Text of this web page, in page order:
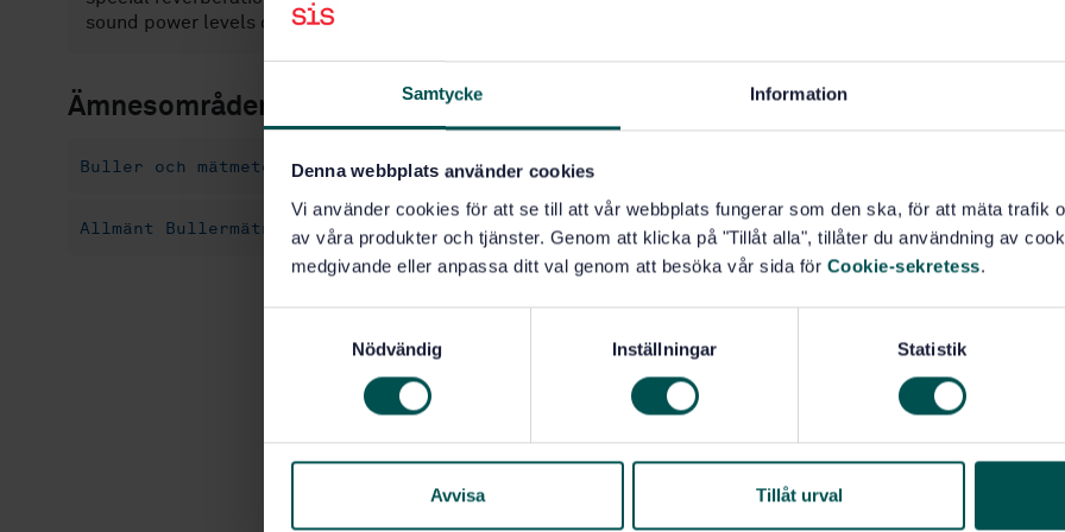
Samtycke Information
Denna webbplats använder cookies
Vi använder cookies för att se till att vår webbplats fungerar som den ska, för att mäta trafik
av våra produkter och tjänster. Genom att klicka på "Tillåt alla", tillåter du användning av
medgivande eller anpassa ditt val genom att besöka vår sida för Cookie-sekretess.
Nödvändig Inställningar Statistik
Avvisa Tillåt urval
sound power levels of small noise sources are specified in ISO 3741 and ISO 3745.
Ämnesområden
Buller och mätmetod (14.020) Gruppstandarder, typ B (14.070)
Allmänt Bullermätning (17.140.01)